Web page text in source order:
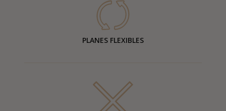
PLANES FLEXIBLES